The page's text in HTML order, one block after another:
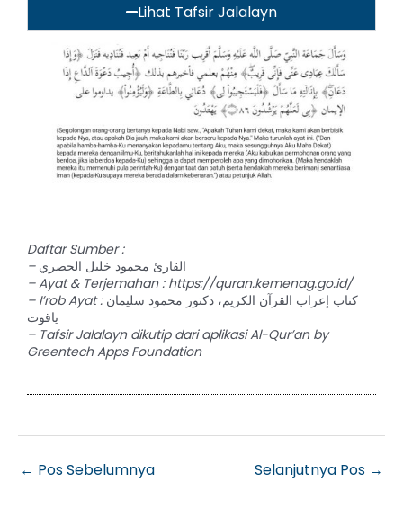
Lihat Tafsir Jalalayn
Daftar Sumber :
– القارئ محمود خليل الحصري
– Ayat & Terjemahan : https://quran.kemenag.go.id/
– I’rob Ayat : كتاب إعراب القرآن الكريم، دكتور محمود سليمان
ياقوت
– Tafsir Jalalayn dikutip dari aplikasi Al-Qur’an by
Greentech Apps Foundation
← Pos Sebelumnya Selanjutnya Pos →